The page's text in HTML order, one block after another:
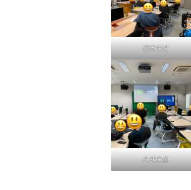
我田先生
久林先生